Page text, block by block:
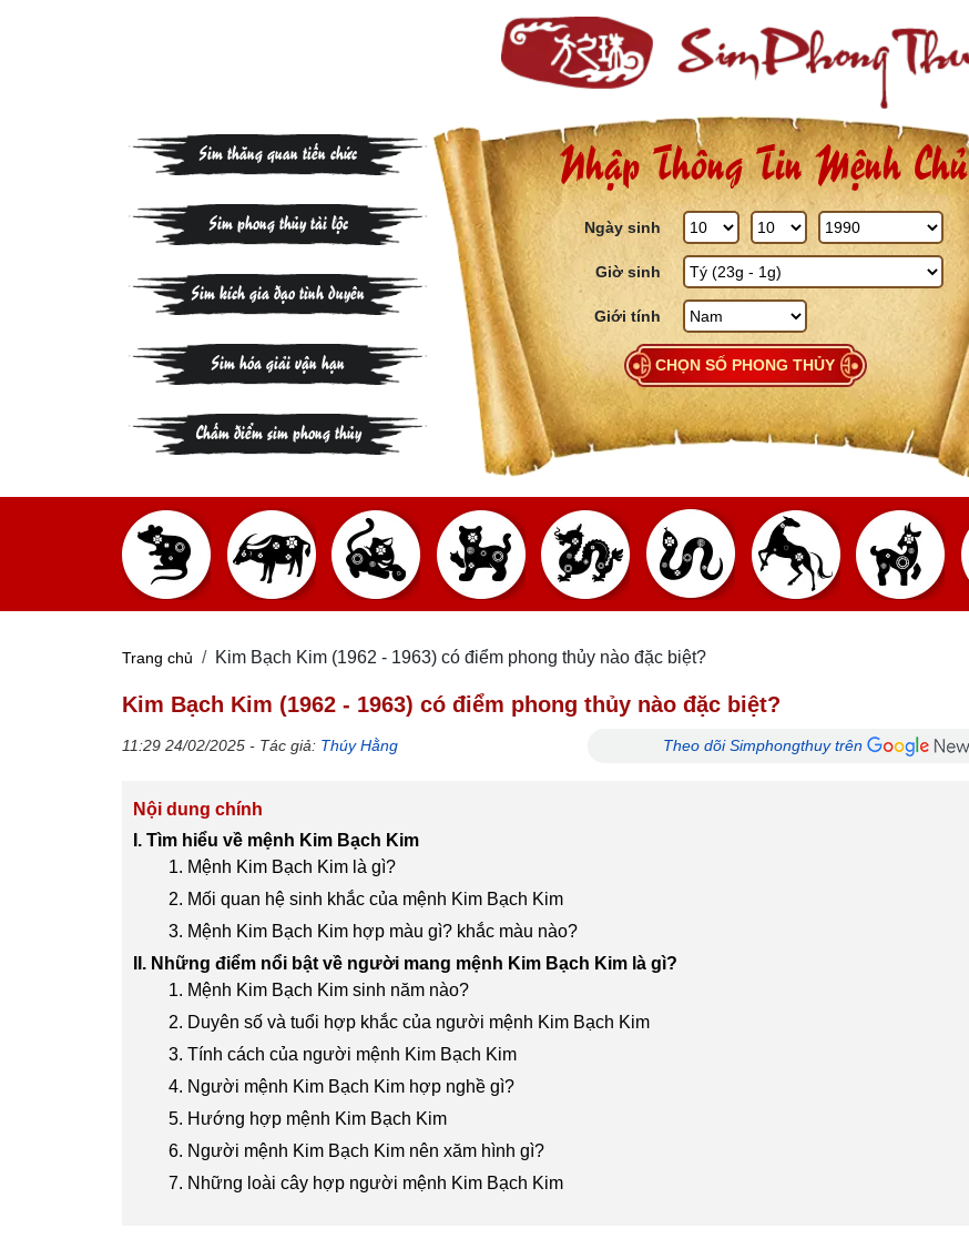
Sim thăng quan tiến chức
Sim phong thủy tài lộc
Sim kích gia đạo tình duyên
Sim hóa giải vận hạn
Chấm điểm sim phong thủy
Nhập Thông Tin Mệnh Chủ
Ngày sinh
Giờ sinh
Giới tính
CHỌN SỐ PHONG THỦY
Trang chủ Kim Bạch Kim (1962 - 1963) có điểm phong thủy nào đặc biệt?
Kim Bạch Kim (1962 - 1963) có điểm phong thủy nào đặc biệt?
11:29 24/02/2025 - Tác giả: Thúy Hằng Theo dõi Simphongthuy trên
Nội dung chính
I. Tìm hiểu về mệnh Kim Bạch Kim
1. Mệnh Kim Bạch Kim là gì?
2. Mối quan hệ sinh khắc của mệnh Kim Bạch Kim
3. Mệnh Kim Bạch Kim hợp màu gì? khắc màu nào?
II. Những điểm nổi bật về người mang mệnh Kim Bạch Kim là gì?
1. Mệnh Kim Bạch Kim sinh năm nào?
2. Duyên số và tuổi hợp khắc của người mệnh Kim Bạch Kim
3. Tính cách của người mệnh Kim Bạch Kim
4. Người mệnh Kim Bạch Kim hợp nghề gì?
5. Hướng hợp mệnh Kim Bạch Kim
6. Người mệnh Kim Bạch Kim nên xăm hình gì?
7. Những loài cây hợp người mệnh Kim Bạch Kim